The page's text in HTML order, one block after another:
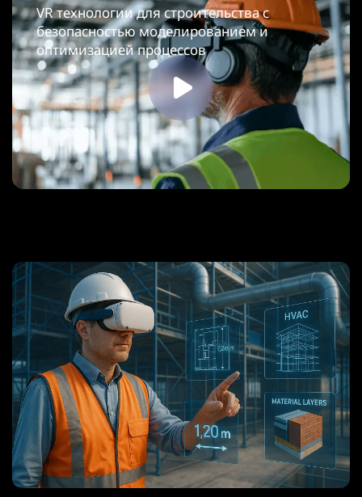
VR технологии для строительства с
безопасностью моделированием и
оптимизацией процессов